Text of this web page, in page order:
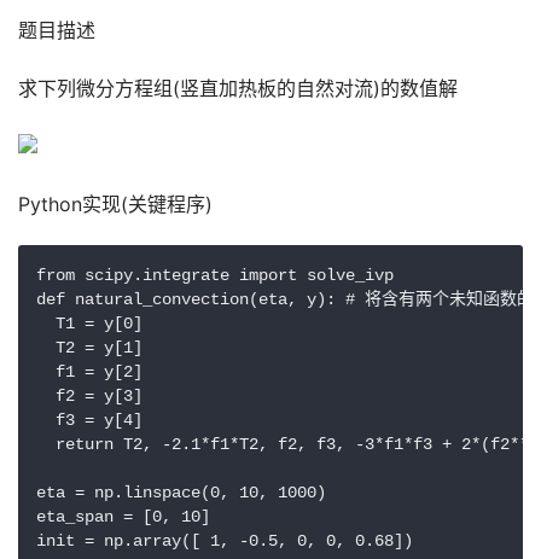
题目描述
求下列微分方程组(竖直加热板的自然对流)的数值解
Python实现(关键程序)
from scipy.integrate import solve_ivp
def natural_convection(eta, y): # 将含有两个未知函数的高
  T1 = y[0]
  T2 = y[1]
  f1 = y[2]
  f2 = y[3]
  f3 = y[4]
return T2, -2.1*f1*T2, f2, f3, -3*f1*f3 +
eta = np.linspace(0, 10, 1000)
eta_span = [0, 10]
init = np.array([ 1, -0.5, 0, 0, 0.68])